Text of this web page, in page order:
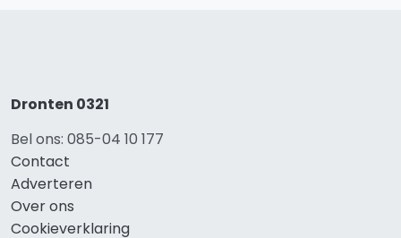
Dronten 0321
Bel ons: 085-04 10 177
Contact
Adverteren
Over ons
Cookieverklaring